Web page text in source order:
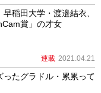
稲田大学・渡邉結衣、
賞」の才女
連載 2021.04.21
たグラドル・累累って